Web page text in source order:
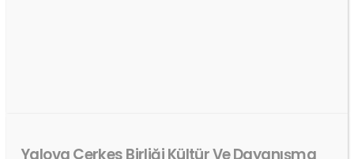
Yalova Çerkes Birliği Kültür Ve Dayanışma